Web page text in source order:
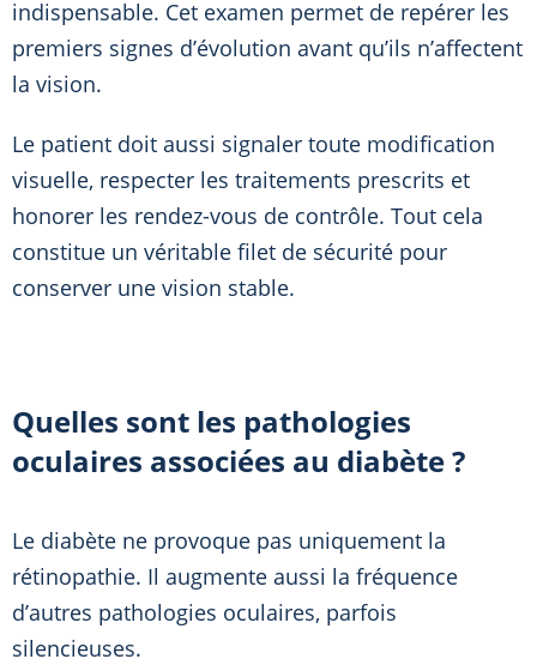
indispensable. Cet examen permet de repérer les
premiers signes d’évolution avant qu’ils n’affectent
la vision.
Le patient doit aussi signaler toute modification
visuelle, respecter les traitements prescrits et
honorer les rendez-vous de contrôle. Tout cela
constitue un véritable filet de sécurité pour
conserver une vision stable.
Quelles sont les pathologies
oculaires associées au diabète ?
Le diabète ne provoque pas uniquement la
rétinopathie. Il augmente aussi la fréquence
d’autres pathologies oculaires, parfois
silencieuses.